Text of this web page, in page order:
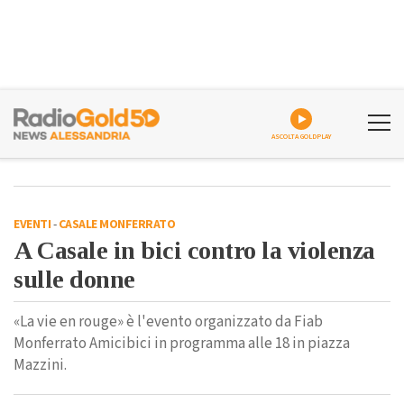
ASCOLTA GOLDPLAY
EVENTI-CASALE MONFERRATO
A Casale in bici contro la violenza
sulle donne
«La vie en rouge» è l'evento organizzato da Fiab
Monferrato Amicibici in programma alle 18 in piazza
Mazzini.